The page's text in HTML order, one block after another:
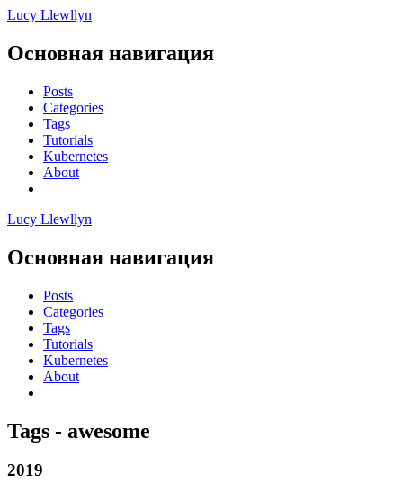
Lucy Llewllyn
Основная навигация
Posts
Categories
Tags
Tutorials
Kubernetes
About
Lucy Llewllyn
Основная навигация
Posts
Categories
Tags
Tutorials
Kubernetes
About
Tags - awesome
2019